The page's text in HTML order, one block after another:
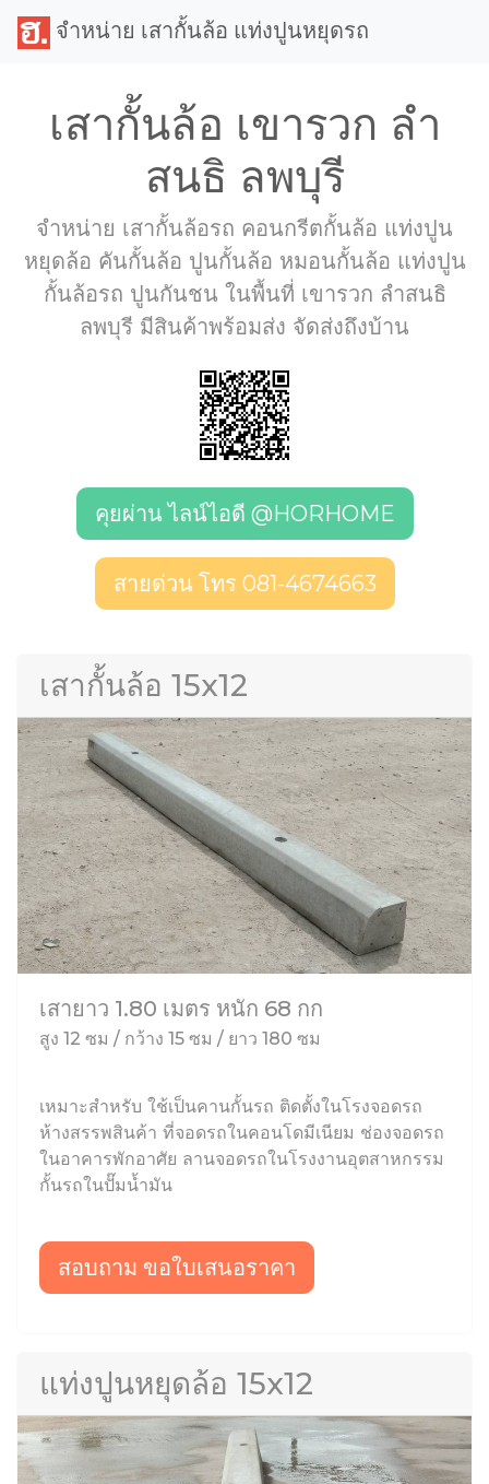
จำหน่าย เสากั้นล้อ แท่งปูนหยุดรถ
เสากั้นล้อ เขารวก ลำ
สนธิ ลพบุรี
จำหน่าย เสากั้นล้อรถ คอนกรีตกั้นล้อ แท่งปูน
หยุดล้อ คันกั้นล้อ ปูนกั้นล้อ หมอนกั้นล้อ แท่งปูน
กั้นล้อรถ ปูนกันชน ในพื้นที่ เขารวก ลำสนธิ
ลพบุรี มีสินค้าพร้อมส่ง จัดส่งถึงบ้าน
คุยผ่าน ไลน์ไอดี @HORHOME
สายด่วน โทร 081-4674663
เสากั้นล้อ 15x12
เสายาว 1.80 เมตร หนัก 68 กก
สูง 12 ซม / กว้าง 15 ซม / ยาว 180 ซม
เหมาะสำหรับ ใช้เป็นคานกั้นรถ ติดตั้งในโรงจอดรถ
ห้างสรรพสินค้า ที่จอดรถในคอนโดมีเนียม ช่องจอดรถ
ในอาคารพักอาศัย ลานจอดรถในโรงงานอุตสาหกรรม
กั้นรถในปั๊มน้ำมัน
สอบถาม ขอใบเสนอราคา
แท่งปูนหยุดล้อ 15x12